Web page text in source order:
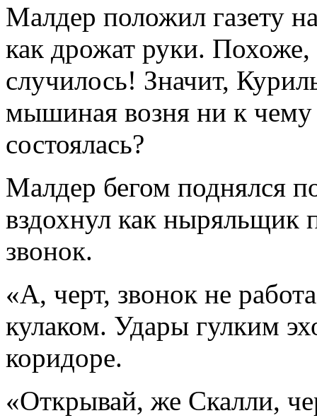
Малдер положил газету
как дрожат руки. Похоже,
случилось! Значит,
мышиная возня ни к чему
состоялась?
Малдер бегом поднялся
вздохнул как
звонок.
«А, черт, звонок не
кулаком. Удары гулким
коридоре.
«Открывай, же Скалли,